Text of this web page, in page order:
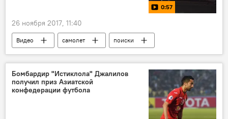
0:57
26 ноября 2017, 11:40
Видео самолет
поиски
подлодка
Бомбардир "Истиклола" Джалилов
получил приз Азиатской
конфедерации футбола